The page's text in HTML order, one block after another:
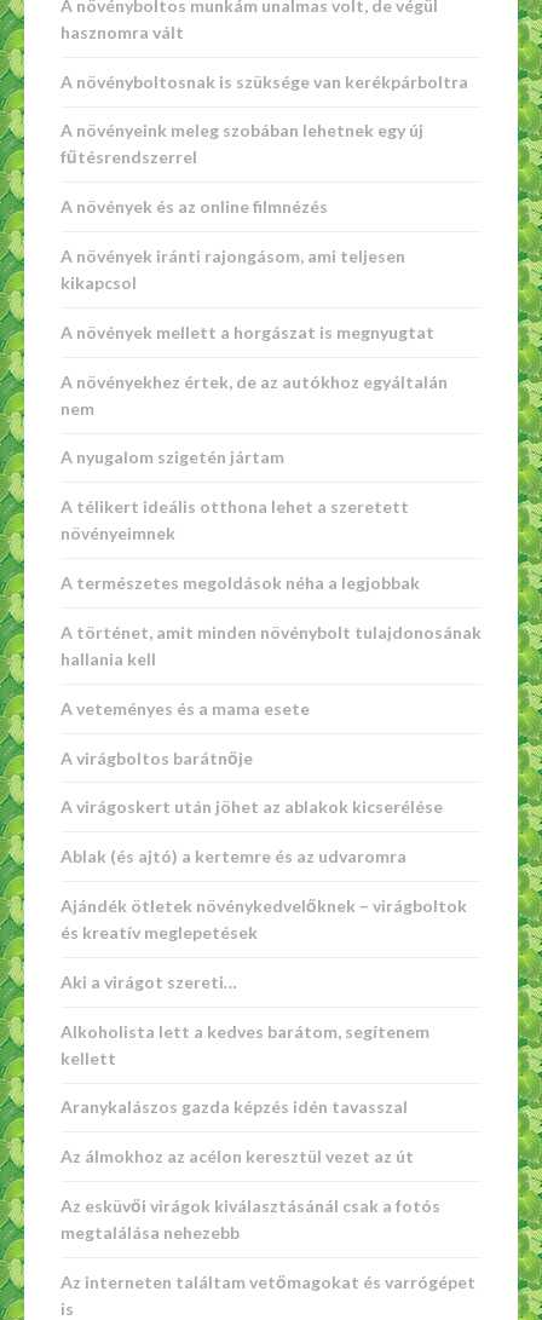
A növényboltos munkám unalmas volt, de végül
hasznomra vált
A növényboltosnak is szüksége van kerékpárboltra
A növényeink meleg szobában lehetnek egy új
fűtésrendszerrel
A növények és az online filmnézés
A növények iránti rajongásom, ami teljesen
kikapcsol
A növények mellett a horgászat is megnyugtat
A növényekhez értek, de az autókhoz egyáltalán
nem
A nyugalom szigetén jártam
A télikert ideális otthona lehet a szeretett
növényeimnek
A természetes megoldások néha a legjobbak
A történet, amit minden növénybolt tulajdonosának
hallania kell
A veteményes és a mama esete
A virágboltos barátnője
A virágoskert után jöhet az ablakok kicserélése
Ablak (és ajtó) a kertemre és az udvaromra
Ajándék ötletek növénykedvelőknek – virágboltok
és kreatív meglepetések
Aki a virágot szereti…
Alkoholista lett a kedves barátom, segítenem
kellett
Aranykalászos gazda képzés idén tavasszal
Az álmokhoz az acélon keresztül vezet az út
Az esküvői virágok kiválasztásánál csak a fotós
megtalálása nehezebb
Az interneten találtam vetőmagokat és varrógépet
is